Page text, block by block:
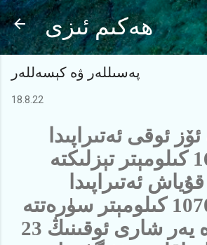
Ana içeriğe atlaھەكىم ئىزى
پەسىللەر ۋە كېسەللەر
18.8.22
ئوقى ئەتىراپىدا
سائەتتە 1670 كىلومېتر تېزلىكتە
ئەتىراپىدا
سائەتتە 107000 كىلومېتر سۈرەتتە
ئايلىنىشى ۋە يەر شارى ئوقىنىڭ 23